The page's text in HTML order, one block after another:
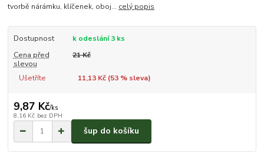
tvorbě nárámku, klíčenek, oboj... celý popis
Dostupnost
k odeslání 3 ks
Cena před
slevou
21 Kč
Ušetříte 11,13 Kč (53% sleva)
9,87 Kč/ks
8,16 Kč bez DPH
šup do košíku